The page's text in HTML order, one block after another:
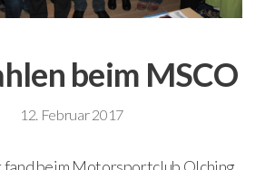
beim MSCO
12. Februar 2017